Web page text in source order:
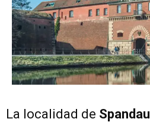
La localidad de Spandau